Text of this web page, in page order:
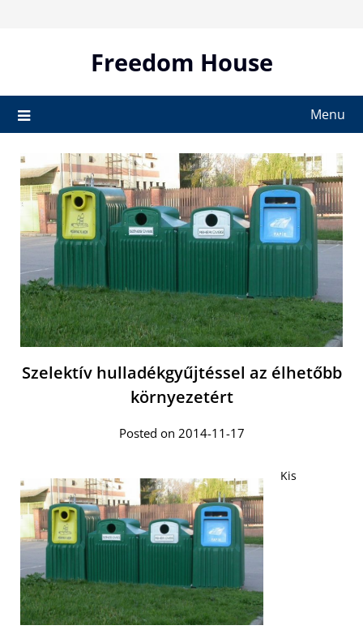
Freedom House
Menu
Szelektív hulladékgyűjtéssel az élhetőbb
környezetért
Posted on 2014-11-17
Kis